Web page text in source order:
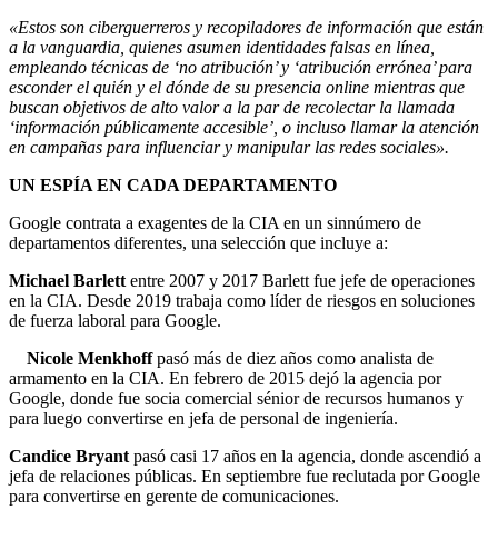
«Estos son ciberguerreros y recopiladores de información que están
a la vanguardia, quienes asumen identidades falsas en línea,
empleando técnicas de ‘no atribución’ y ‘atribución errónea’ para
esconder el quién y el dónde de su presencia online mientras que
buscan objetivos de alto valor a la par de recolectar la llamada
‘información públicamente accesible’, o incluso llamar la atención
en campañas para influenciar y manipular las redes sociales».
UN ESPÍA EN CADA DEPARTAMENTO
Google contrata a exagentes de la CIA en un sinnúmero de
departamentos diferentes, una selección que incluye a:
Michael Barlett entre 2007 y 2017 Barlett fue jefe de operaciones
en la CIA. Desde 2019 trabaja como líder de riesgos en soluciones
de fuerza laboral para Google.
Nicole Menkhoffpasó más de diez años como analista de
armamento en la CIA. En febrero de 2015 dejó la agencia por
Google, donde fue socia comercial sénior de recursos humanos y
para luego convertirse en jefa de personal de ingeniería.
Candice Bryant pasó casi 17 años en la agencia, donde ascendió a
jefa de relaciones públicas. En septiembre fue reclutada por Google
para convertirse en gerente de comunicaciones.